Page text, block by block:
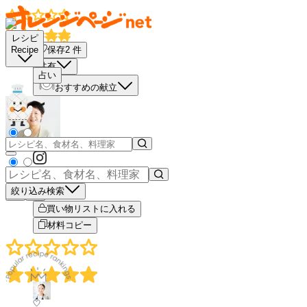
レシピ
Recipe
占い
絞り込み検索
保存2 件
共有
おすすめの献立
－
＋
買い物リストに入れる
材料コピー